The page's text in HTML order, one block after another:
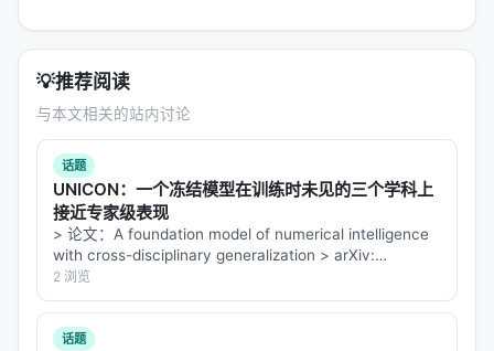
💡推荐阅读
与本文相关的站内讨论
话题
UNICON：一个冻结模型在训练时未见的三个学科上
接近专家级表现
> 论文：A foundation model of numerical intelligence
with cross-disciplinary generalization > arXiv:
2607.28432v1 (2026-07…
2 浏览
话题